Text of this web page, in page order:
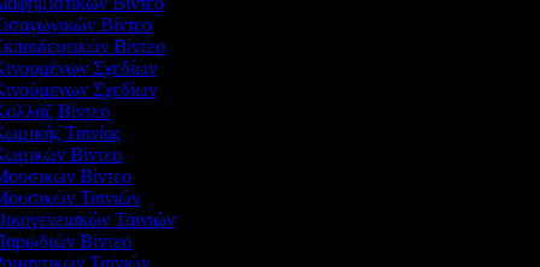
Βίντεο
Βίντεο
Σχεδίων
Σχεδίων
Βίντεο
Ταινίας
Βίντεο
Βίντεο
Ταινιών
Ταινιών
Βίντεο